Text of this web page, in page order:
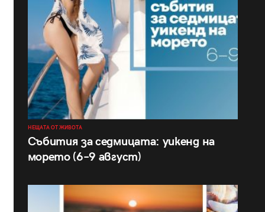
НЕЩАТА ОТ ЖИВОТА
Събития за седмицата: уикенд на
морето (6–9 август)